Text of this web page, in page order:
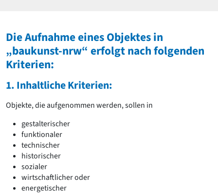
Die Aufnahme eines Objektes in
„baukunst-nrw“ erfolgt nach folgenden
Kriterien:
1. Inhaltliche Kriterien:
Objekte, die aufgenommen werden, sollen in
gestalterischer
funktionaler
technischer
historischer
sozialer
wirtschaftlicher oder
energetischer